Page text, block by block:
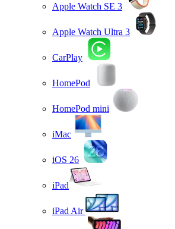
Apple Watch SE 3
Apple Watch Ultra 3
CarPlay
HomePod
HomePod mini
iMac
iOS 26
iPad
iPad Air